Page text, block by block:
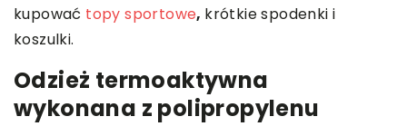
kupować topy sportowe, krótkie spodenki i
koszulki.
Odzież termoaktywna
wykonana z polipropylenu